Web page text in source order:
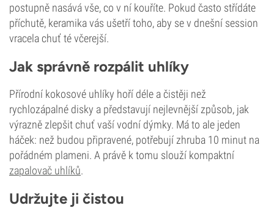
postupně nasává vše, co v ní kouříte. Pokud často střídáte
příchutě, keramika vás ušetří toho, aby se v dnešní session
vracela chuť té včerejší.
Jak správně rozpálit uhlíky
Přírodní kokosové uhlíky hoří déle a čistěji než
rychlozápalné disky a představují nejlevnější způsob, jak
výrazně zlepšit chuť vaší vodní dýmky. Má to ale jeden
háček: než budou připravené, potřebují zhruba 10 minut na
pořádném plameni. A právě k tomu slouží kompaktní
zapalovač uhlíků.
Udržujte ji čistou